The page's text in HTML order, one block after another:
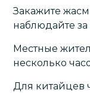
Закажите
наблюдайте
Местные
несколько
Для китайцев